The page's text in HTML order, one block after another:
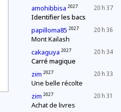
20 h 37
amohibbisa 2027
Identifier les bacs
20 h 36
papilloma85 2027
Mont Kailash
20 h 34
cakaguya 2027
Carré magique
20 h 33
zim 2027
Une belle récolte
20 h 31
zim 2027
Achat de livres